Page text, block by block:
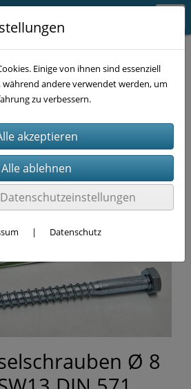
Holzschrauben
Ø 8
Einige von ihnen sind essenziell
während andere verwendet werden, um
zu verbessern.
| Datenschutz